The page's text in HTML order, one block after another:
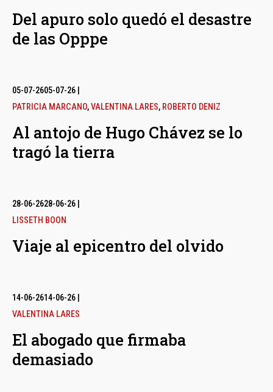
Del apuro solo quedó el desastre
de las Opppe
05-07-2605-07-26
PATRICIA MARCANO,VALENTINA LARES, ROBERTO DENIZ
Al antojo de Hugo Chávez se lo
tragó la tierra
28-06-2628-06-26
LISSETH BOON
Viaje al epicentro del olvido
14-06-2614-06-26
VALENTINA LARES
El abogado que firmaba
demasiado